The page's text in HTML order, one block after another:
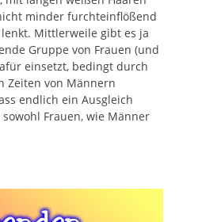
minder furchteinflößend
Mittlerweile gibt es ja
Gruppe von Frauen (und
einsetzt, bedingt durch
Zeiten von Männern
endlich ein Ausgleich
Frauen, wie Männer